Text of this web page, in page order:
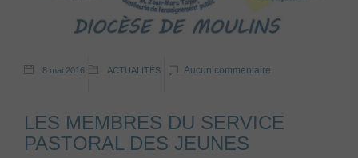
8 mai 2016 ACTUALITÉS Aucun commentaire
LES MEMBRES DU SERVICE
PASTORAL DES JEUNES